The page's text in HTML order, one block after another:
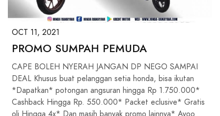
OCT 11, 2021
PROMO SUMPAH PEMUDA
CAPE BOLEH NYERAH JANGAN DP NEGO SAMPAI
DEAL Khusus buat pelanggan setia honda, bisa ikutan
*Dapatkan* potongan angsuran hingga Rp 1.750.000*
Cashback Hingga Rp. 550.000* Packet eclusive* Gratis